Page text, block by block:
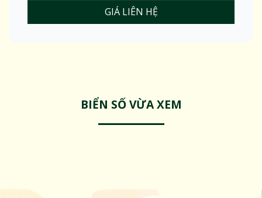
GIÁ LIÊN HỆ
BIỂN SỐ VỪA XEM